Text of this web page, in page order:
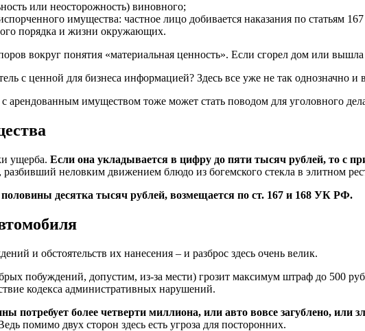
или неосторожность) виновного;
имущества: частное лицо добивается наказания по статьям
порядка и жизни окружающих.
вокруг понятия «материальная ценность». Если сгорел дом или вышла
с ценной для бизнеса информацией? Здесь все уже не так однозначно и
арендованным имуществом тоже может стать поводом для уголовного
ущерба. Если она укладывается в цифру до пяти тысяч рублей, то с
разбивший неловким движением блюдо из богемского стекла в элитном
десятка тысяч рублей, возмещается по ст. 167 и 168 УК РФ.
и обстоятельств их нанесения – и разброс здесь очень велик.
побуждений, допустим, из-за мести) грозит максимум штраф до 500
кодекса административных нарушений.
потребует более четверти миллиона, или авто вовсе загублено,
помимо двух сторон здесь есть угроза для посторонних.